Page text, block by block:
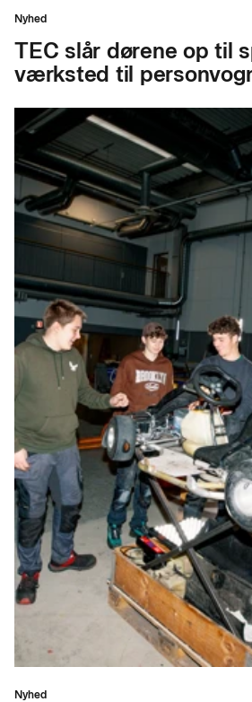
Nyhed
TEC slår dørene op til
værksted til
Nyhed